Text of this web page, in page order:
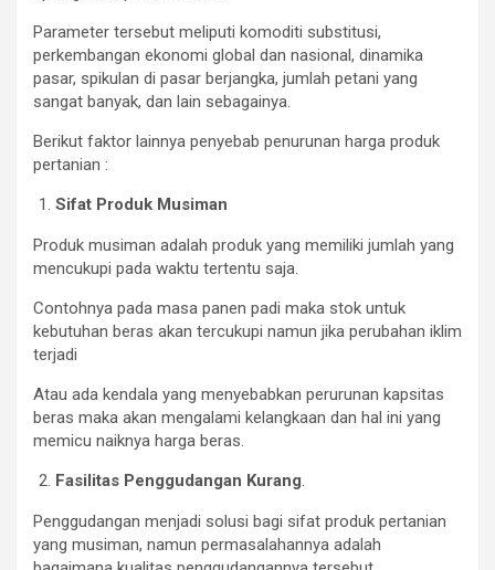
Parameter tersebut meliputi komoditi substitusi,
perkembangan ekonomi global dan nasional, dinamika
pasar, spikulan di pasar berjangka, jumlah petani yang
sangat banyak, dan lain sebagainya.
Berikut faktor lainnya penyebab penurunan harga produk
pertanian :
Sifat Produk Musiman
Produk musiman adalah produk yang memiliki jumlah yang
mencukupi pada waktu tertentu saja.
Contohnya pada masa panen padi maka stok untuk
kebutuhan beras akan tercukupi namun jika perubahan iklim
terjadi
Atau ada kendala yang menyebabkan perurunan kapsitas
beras maka akan mengalami kelangkaan dan hal ini yang
memicu naiknya harga beras.
Fasilitas Penggudangan Kurang.
Penggudangan menjadi solusi bagi sifat produk pertanian
yang musiman, namun permasalahannya adalah